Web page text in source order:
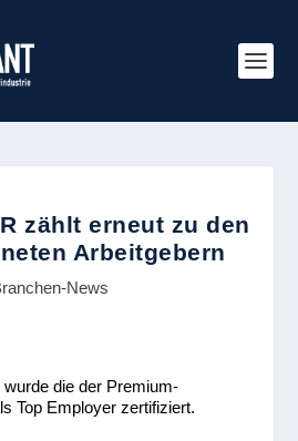
zählt erneut zu den
Arbeitgebern
News
die der Premium-
Top Employer zertifiziert.